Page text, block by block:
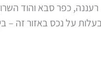
כפר סבא והוד
על נכס באזור זה –